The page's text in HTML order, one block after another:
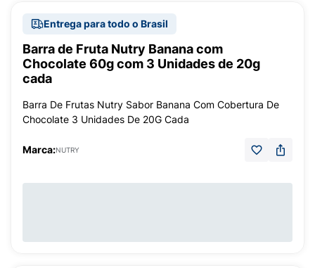
Entrega para todo o Brasil
Barra de Fruta Nutry Banana com
Chocolate 60g com 3 Unidades de 20g
cada
Barra De Frutas Nutry Sabor Banana Com Cobertura De
Chocolate 3 Unidades De 20G Cada
Marca:NUTRY